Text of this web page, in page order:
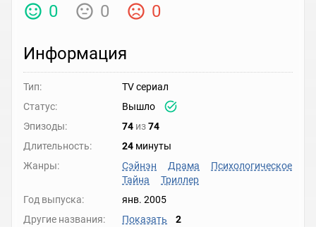
0 0 0
Информация
Тип:
TV сериал
Статус:
Вышло
Эпизоды:
74 из74
Длительность:
24 минуты
Жанры:
Сэйнэн Драма
Психологическое
Тайна
Триллер
Год выпуска:
янв. 2005
Другие названия:
Показать 2